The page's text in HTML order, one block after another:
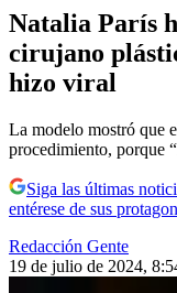
Natalia París
cirujano
hizo viral
La modelo mostró que
procedimiento, porque
Siga las últimas
entérese de sus
Redacción Gente
19 de julio de 2024,